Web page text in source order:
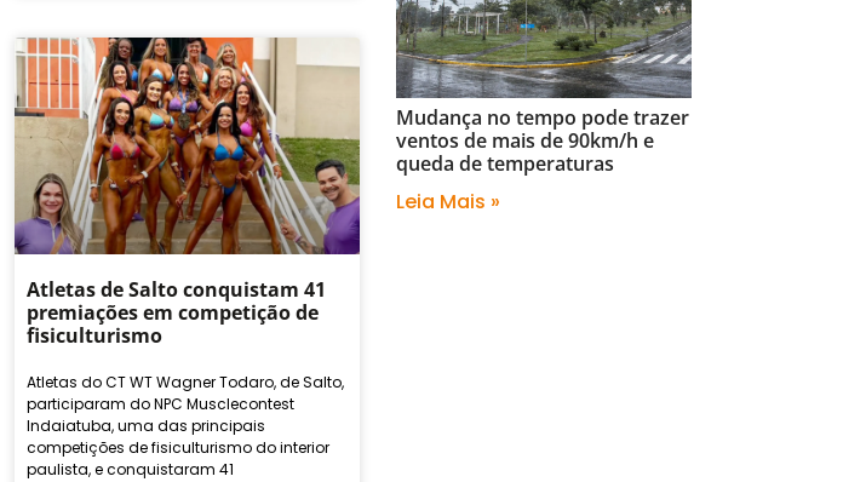
Atletas de Salto conquistam 41
premiações em competição de
fisiculturismo
Atletas do CT WT Wagner Todaro, de Salto,
participaram do NPC Musclecontest
Indaiatuba, uma das principais
competições de fisiculturismo do interior
paulista, e conquistaram 41
Mudança no tempo pode trazer
ventos de mais de 90km/h e
queda de temperaturas
Leia Mais »